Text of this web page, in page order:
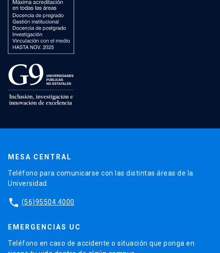
MESA CENTRAL
Teléfono para comunicarse con las distintas áreas de la
Universidad.
phone (56)95504 4000
EMERGENCIAS UC
Teléfono en caso de accidente o situación que ponga en